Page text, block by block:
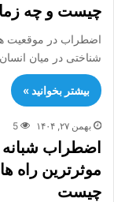
چیست و چه
اضطراب در موقعیت
شناختی در میان
بیشتر بخوانید »
بهمن ۲۷, ۱۴۰۴ 5
اضطراب شبانه
موثرترین راه
چیست